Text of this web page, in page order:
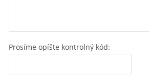
Prosíme opíšte kontrolný kód: